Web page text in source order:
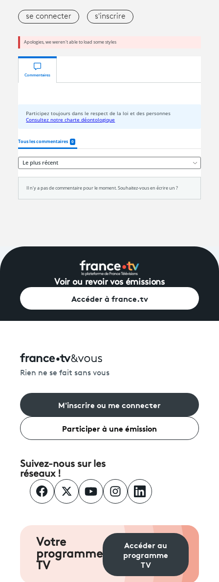
se connecter s'inscrire
Voir ou revoir vos émissions
Accéder à france.tv
Rien ne se fait sans vous
M'inscrire ou me connecter
Participer à une émission
Suivez-nous sur les
réseaux !
Votre
programme
TV
Accéder au
programme
TV